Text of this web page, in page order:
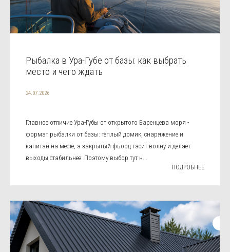
Рыбалка в Ура-Губе от базы: как выбрать
место и чего ждать
24.07.2026
Главное отличие Ура-Губы от открытого Баренцева моря -
формат рыбалки от базы: тёплый домик, снаряжение и
капитан на месте, а закрытый фьорд гасит волну и делает
выходы стабильнее. Поэтому выбор тут н...
ПОДРОБНЕЕ